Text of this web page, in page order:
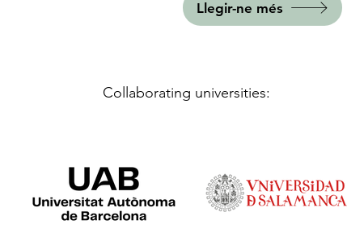
Llegir-ne més
Collaborating universities: